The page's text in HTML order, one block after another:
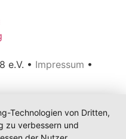
e.V. • Impressum •
Technologien von Dritten,
zu verbessern und